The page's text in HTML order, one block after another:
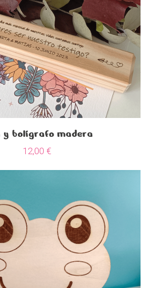
y bolígrafo madera
12,00 €